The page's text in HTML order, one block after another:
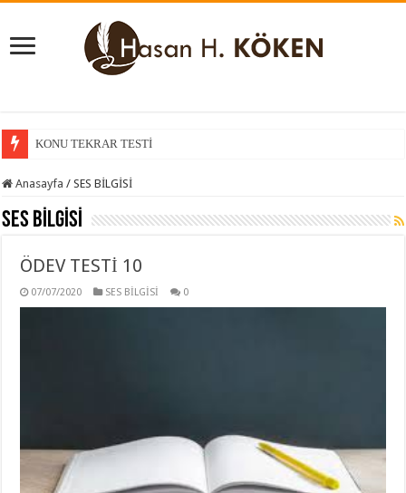
KONU TEKRAR TESTİ
KONU KAVRAMA TESTİ
Anasayfa / SES BİLGİSİ
SES BİLGİSİ
ÖDEV TESTİ 10
07/07/2020 SES BİLGİSİ 0